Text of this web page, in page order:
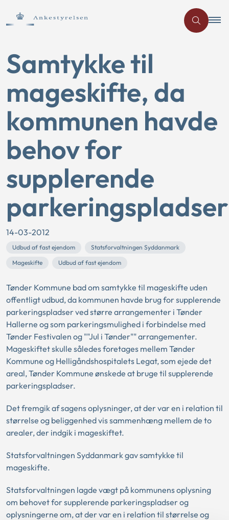
Samtykke til
mageskifte, da
kommunen havde
behov for
supplerende
parkeringspladser
14-03-2012
Udbud af fast ejendom
Statsforvaltningen Syddanmark
Mageskifte
Udbud af fast ejendom
Tønder Kommune bad om samtykke til mageskifte uden
offentligt udbud, da kommunen havde brug for supplerende
parkeringspladser ved større arrangementer i Tønder
Hallerne og som parkeringsmulighed i forbindelse med
Tønder Festivalen og ""Jul i Tønder"" arrangementer.
Mageskiftet skulle således foretages mellem Tønder
Kommune og Helligåndshospitalets Legat, som ejede det
areal, Tønder Kommune ønskede at bruge til supplerende
parkeringspladser.
Det fremgik af sagens oplysninger, at der var en i relation til
størrelse og beliggenhed vis sammenhæng mellem de to
arealer, der indgik i mageskiftet.
Statsforvaltningen Syddanmark gav samtykke til
mageskifte.
Statsforvaltningen lagde vægt på kommunens oplysning
om behovet for supplerende parkeringspladser og
oplysningerne om, at der var en i relation til størrelse og